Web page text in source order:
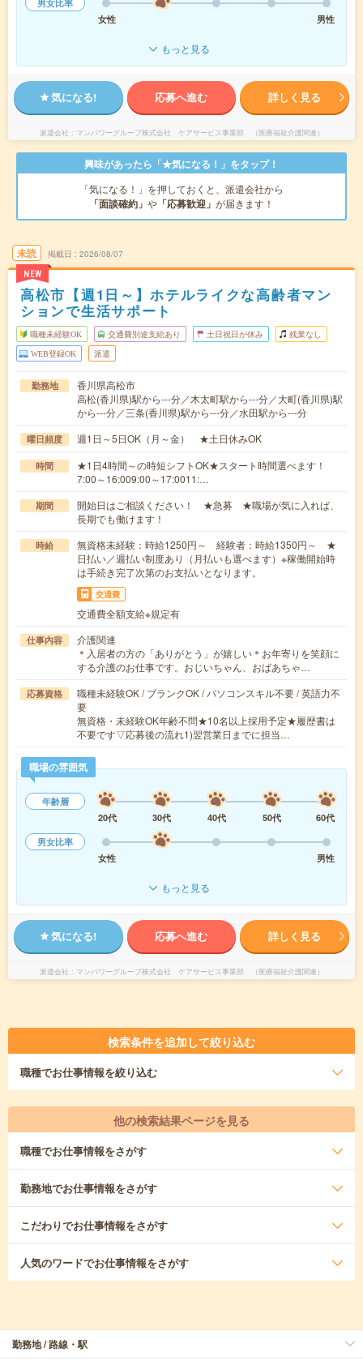
男女比率
女性
男性
もっと見る
気になる! 応募へ進む 詳しく見る
派遣会社 マンパワーグループ株式会社 ケアサービス事業部 （医療福祉介護関連）
興味があったら「★気になる！」をタップ！
「気になる！」を押しておくと、派遣会社から
「面談確約」 や 「応募歓迎」 が届きます！
未読
NEW
掲載日 2026/08/07
高松市【週1日～】ホテルライクな高齢者マン
ションで生活サポート
職種未経験OK 交通費別途支給あり 土日祝日が休み 残業なし
WEB登録OK 派遣
勤務地
香川県高松市
高松(香川県)駅から---分／木太町駅から---分／大町(香川県)駅
から---分／三条(香川県)駅から---分／水田駅から---分
曜日頻度 週1日～5日OK（月～金） ★土日休みOK
時間
★1日4時間～の時短シフトOK★スタート時間選べます！
7:00～16:009:00～17:0011:…
期間
開始日はご相談ください！ ★急募 ★職場が気に入れば、
長期でも働けます！
時給
無資格未経験：時給1250円～ 経験者：時給1350円～ ★
日払い／週払い制度あり（月払いも選べます）※稼働開始時
は手続き完了次第のお支払いとなります。
交通費
交通費全額支給※規定有
仕事内容
介護関連
＊入居者の方の「ありがとう」が嬉しい＊お年寄りを笑顔に
する介護のお仕事です。おじいちゃん、おばあちゃ…
応募資格
職種未経験OK / ブランクOK / パソコンスキル不要 / 英語力不
要
無資格・未経験OK年齢不問★10名以上採用予定★履歴書は
不要です▽応募後の流れ1)翌営業日までに担当…
職場の雰囲気
年齢層
20代
30代 40代 50代
60代
男女比率
女性
男性
もっと見る
気になる! 応募へ進む 詳しく見る
派遣会社 マンパワーグループ株式会社 ケアサービス事業部 （医療福祉介護関連）
検索条件を追加して絞り込む
職種でお仕事情報を絞り込む
他の検索結果ページを見る
職種でお仕事情報をさがす
勤務地でお仕事情報をさがす
こだわりでお仕事情報をさがす
人気のワードでお仕事情報をさがす
勤務地 / 路線・駅